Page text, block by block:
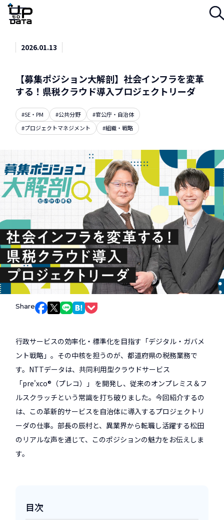
Menu
2026.01.13
【募集ポジション大解剖】社会インフラを変革
する！県税クラウド導入プロジェクトリーダ
#SE・PM #公共分野
#官公庁・自治体
#プロジェクトマネジメント
#組織・戦略
Share Facebookでシェア
Xでシェア
LINEでシェア
はてなブックマークでシェア
行政サービスの効率化・標準化を目指す「デジタル・ガバメ
ント戦略」。その中核を担うのが、都道府県の税務業務で
す。NTTデータは、共同利用型クラウドサービス
「pre'xco®（プレコ）」 を開発し、従来のオンプレミス＆フ
ルスクラッチという常識を打ち破りました。今回紹介するの
は、この革新的サービスを自治体に導入するプロジェクトリ
ーダの仕事。部長の辰村と、異業界から転職し活躍する松田
のリアルな声を通じて、このポジションの魅力をお伝えしま
す。
目次